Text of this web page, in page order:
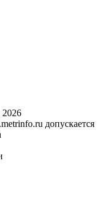
допускается